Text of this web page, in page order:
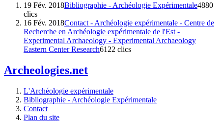
19 Fév. 2018Bibliographie - Archéologie Expérimentale4880
clics
16 Fév. 2018Contact - Archéologie expérimentale - Centre de
Recherche en Archéologie expérimentale de l'Est -
Experimental Archaeology - Experimental Archaeology
Eastern Center Research6122 clics
Archeologies.net
L'Archéologie expérimentale
Bibliographie - Archéologie Expérimentale
Contact
Plan du site